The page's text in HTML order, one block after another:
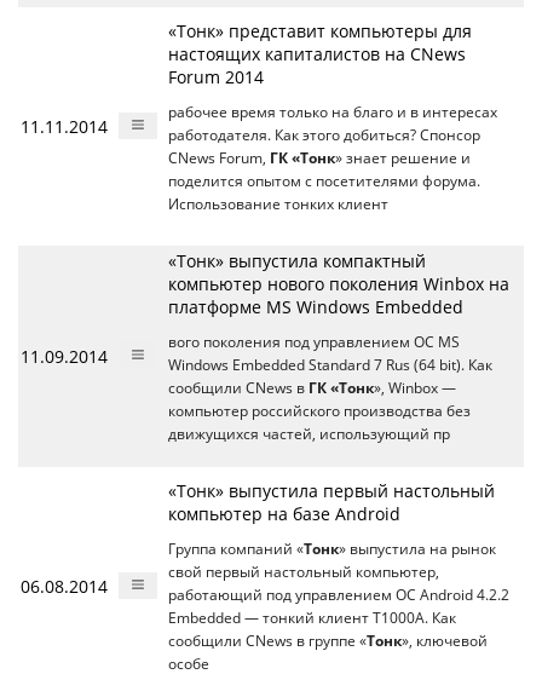
11.11.2014
«Тонк» представит компьютеры для
настоящих капиталистов на CNews
Forum 2014
рабочее время только на благо и в интересах
работодателя. Как этого добиться? Спонсор
CNews Forum, ГК «Тонк» знает решение и
поделится опытом с посетителями форума.
Использование тонких клиент
11.09.2014
«Тонк» выпустила компактный
компьютер нового поколения Winbox на
платформе MS Windows Embedded
вого поколения под управлением ОС MS
Windows Embedded Standard 7 Rus (64 bit). Как
сообщили CNews в ГК «Тонк», Winbox —
компьютер российского производства без
движущихся частей, использующий пр
06.08.2014
«Тонк» выпустила первый настольный
компьютер на базе Android
Группа компаний «Тонк» выпустила на рынок
свой первый настольный компьютер,
работающий под управлением ОС Android 4.2.2
Embedded — тонкий клиент Т1000А. Как
сообщили CNews в группе «Тонк», ключевой
особе